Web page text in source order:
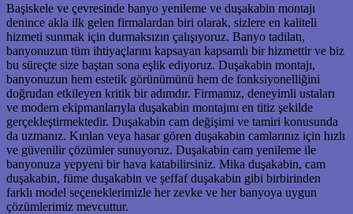
Başiskele ve çevresinde banyo yenileme ve duşakabin montajı
denince akla ilk gelen firmalardan biri olarak, sizlere en kaliteli
hizmeti sunmak için durmaksızın çalışıyoruz. Banyo tadilatı,
banyonuzun tüm ihtiyaçlarını kapsayan kapsamlı bir hizmettir ve biz
bu süreçte size baştan sona eşlik ediyoruz. Duşakabin montajı,
banyonuzun hem estetik görünümünü hem de fonksiyonelliğini
doğrudan etkileyen kritik bir adımdır. Firmamız, deneyimli ustaları
ve modern ekipmanlarıyla duşakabin montajını en titiz şekilde
gerçekleştirmektedir. Duşakabin cam değişimi ve tamiri konusunda
da uzmanız. Kırılan veya hasar gören duşakabin camlarınız için hızlı
ve güvenilir çözümler sunuyoruz. Duşakabin cam yenileme ile
banyonuza yepyeni bir hava katabilirsiniz. Mika duşakabin, cam
duşakabin, füme duşakabin ve şeffaf duşakabin gibi birbirinden
farklı model seçeneklerimizle her zevke ve her banyoya uygun
çözümlerimiz mevcuttur.